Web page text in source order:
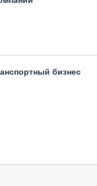
бизнес